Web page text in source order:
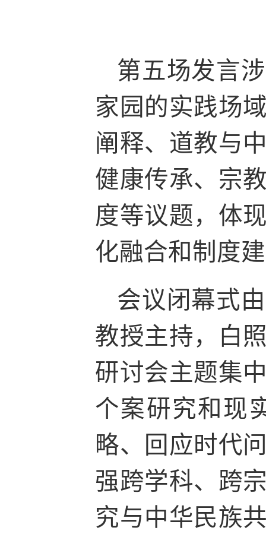
第五场发言
家园的实践场
阐释、道教与
健康传承、宗
度等议题，体
化融合和制度
会议闭幕式
教授主持，白
研讨会主题集
个案研究和现
略、回应时代
强跨学科、跨
究与中华民族